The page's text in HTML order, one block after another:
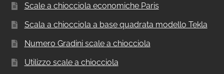
Scale a chiocciola economiche Paris
Scala a chiocciola a base quadrata modello Tekla
Numero Gradini scale a chiocciola
Utilizzo scale a chiocciola